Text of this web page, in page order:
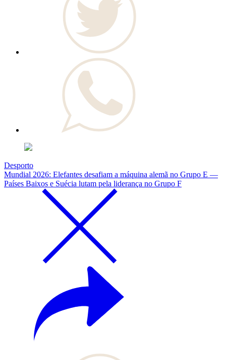
Desporto
Mundial 2026: Elefantes desafiam a máquina alemã no Grupo E —
Países Baixos e Suécia lutam pela liderança no Grupo F